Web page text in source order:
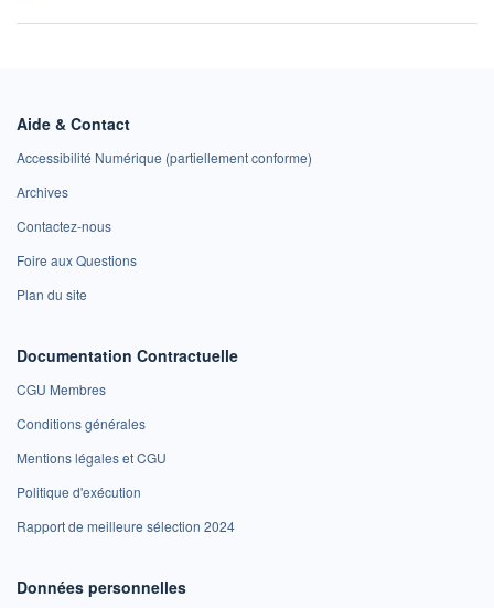
Aide & Contact
Accessibilité Numérique (partiellement conforme)
Archives
Contactez-nous
Foire aux Questions
Plan du site
Documentation Contractuelle
CGU Membres
Conditions générales
Mentions légales et CGU
Politique d'exécution
Rapport de meilleure sélection 2024
Données personnelles